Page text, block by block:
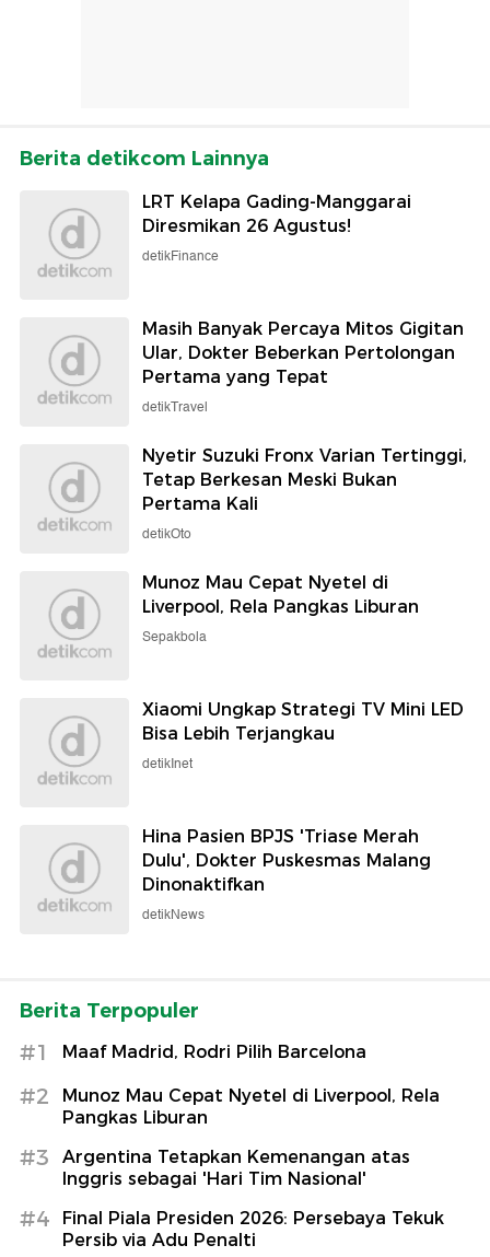
Berita detikcom Lainnya
LRT Kelapa Gading-Manggarai
Diresmikan 26 Agustus!
detikFinance
Masih Banyak Percaya Mitos Gigitan
Ular, Dokter Beberkan Pertolongan
Pertama yang Tepat
detikTravel
Nyetir Suzuki Fronx Varian Tertinggi,
Tetap Berkesan Meski Bukan
Pertama Kali
detikOto
Munoz Mau Cepat Nyetel di
Liverpool, Rela Pangkas Liburan
Sepakbola
Xiaomi Ungkap Strategi TV Mini LED
Bisa Lebih Terjangkau
detikInet
Hina Pasien BPJS 'Triase Merah
Dulu', Dokter Puskesmas Malang
Dinonaktifkan
detikNews
Berita Terpopuler
#1 Maaf Madrid, Rodri Pilih Barcelona
#2
Munoz Mau Cepat Nyetel di Liverpool, Rela
Pangkas Liburan
#3
Argentina Tetapkan Kemenangan atas
Inggris sebagai 'Hari Tim Nasional'
#4
Final Piala Presiden 2026: Persebaya Tekuk
Persib via Adu Penalti